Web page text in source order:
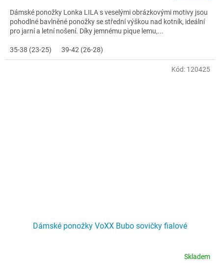
Dámské ponožky Lonka LILA s veselými obrázkovými motivy jsou
pohodlné bavlněné ponožky se střední výškou nad kotník, ideální
pro jarní a letní nošení. Díky jemnému pique lemu,...
35-38 (23-25) 39-42 (26-28)
Dámské ponožky VoXX Bubo sovičky fialové
Skladem
Kód: 120425